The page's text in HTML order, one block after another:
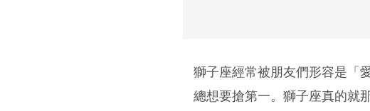
獅子座經常被朋友們形容是「
總想要搶第一。獅子座真的就